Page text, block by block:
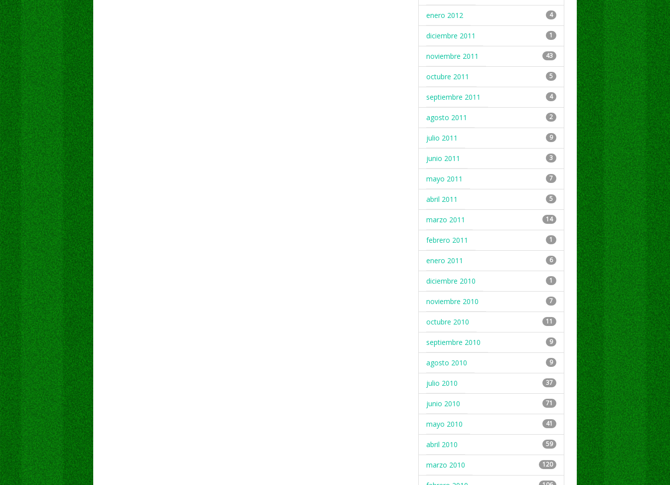
enero 2012 4
diciembre 2011 1
noviembre 2011 43
octubre 2011 5
septiembre 2011 4
agosto 2011 2
julio 2011 9
junio 2011 3
mayo 2011 7
abril 2011 5
marzo 2011 14
febrero 2011 1
enero 2011 6
diciembre 2010 1
noviembre 2010 7
octubre 2010 11
septiembre 2010 9
agosto 2010 9
julio 2010 37
junio 2010 71
mayo 2010 41
abril 2010 59
marzo 2010 120